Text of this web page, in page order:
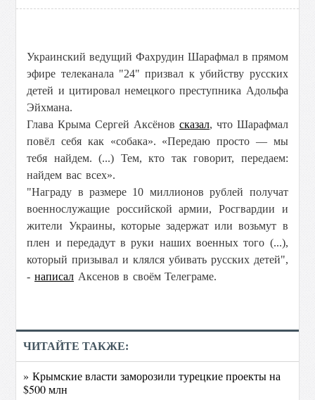
Украинский ведущий Фахрудин Шарафмал в прямом
эфире телеканала "24" призвал к убийству русских
детей и цитировал немецкого преступника Адольфа
Эйхмана.
Глава Крыма Сергей Аксёнов сказал, что Шарафмал
повёл себя как «собака». «Передаю просто — мы
тебя найдем. (...) Тем, кто так говорит, передаем:
найдем вас всех».
"Награду в размере 10 миллионов рублей получат
военнослужащие российской армии, Росгвардии и
жители Украины, которые задержат или возьмут в
плен и передадут в руки наших военных того (...),
который призывал и клялся убивать русских детей",
-написал Аксенов в своём Телеграме.
ЧИТАЙТЕ ТАКЖЕ:
» Крымские власти заморозили турецкие проекты на
$500 млн